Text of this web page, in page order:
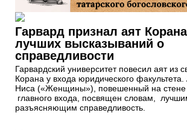
Гарвард признал аят
лучших высказываний о
справедливости
Гарвардский университет повесил аят из
Корана у входа юридического
Ниса («Женщины»), повешенный на стене
главного входа, посвящен словам,
разъясняющим справедливость.